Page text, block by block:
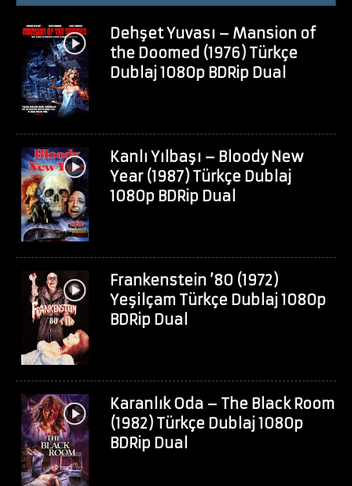
Dehşet Yuvası – Mansion of
the Doomed (1976) Türkçe
Dublaj 1080p BDRip Dual
Kanlı Yılbaşı – Bloody New
Year (1987) Türkçe Dublaj
1080p BDRip Dual
Frankenstein ’80 (1972)
Yeşilçam Türkçe Dublaj 1080p
BDRip Dual
Karanlık Oda – The Black Room
(1982) Türkçe Dublaj 1080p
BDRip Dual